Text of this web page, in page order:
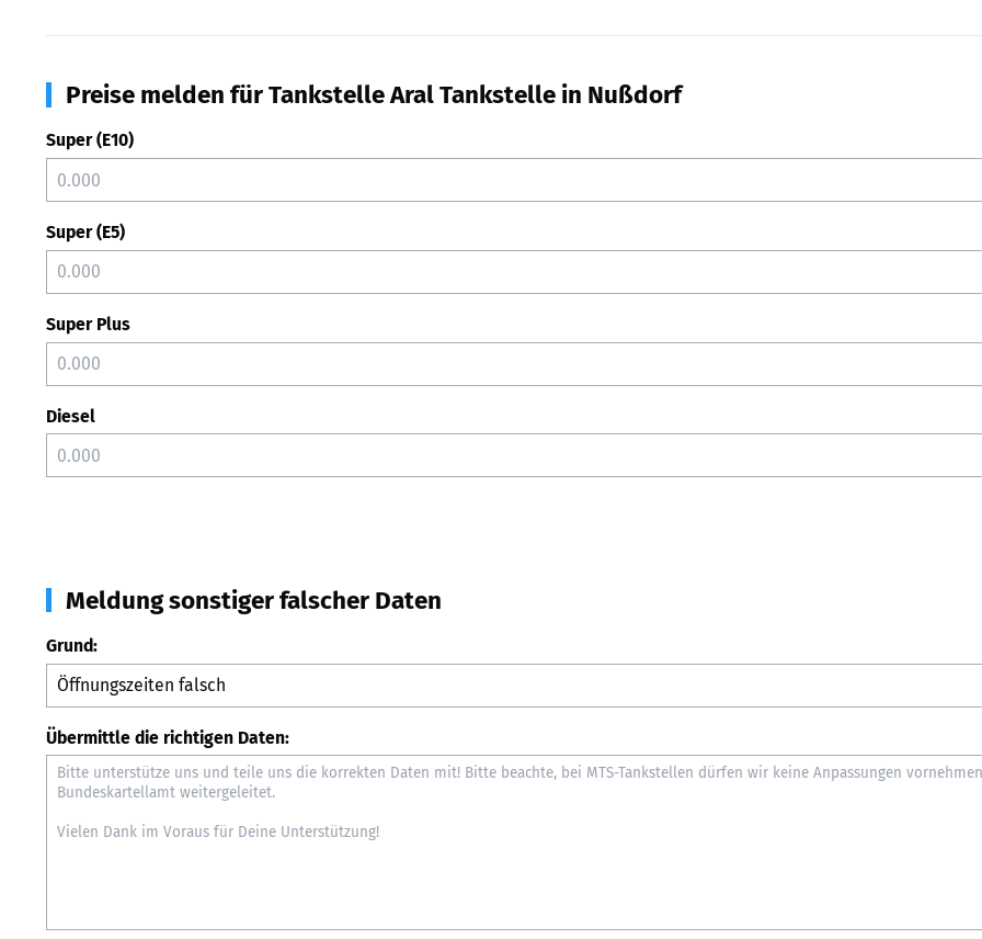
Preise melden für Tankstelle Aral Tankstelle in Nußdorf
Super (E10)
Super (E5)
Super Plus
Diesel
Meldung sonstiger falscher Daten
Grund:
Übermittle die richtigen Daten: